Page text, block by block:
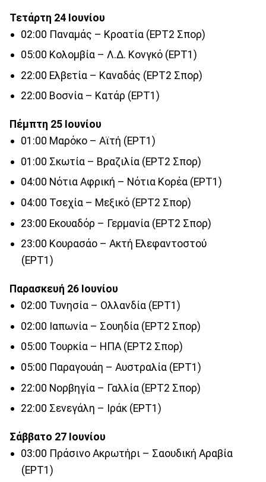
Τετάρτη 24 Ιουνίου
02:00 Παναμάς – Κροατία (ΕΡΤ2 Σπορ)
05:00 Κολομβία – Λ.Δ. Κονγκό (ΕΡΤ1)
22:00 Ελβετία – Καναδάς (ΕΡΤ2 Σπορ)
22:00 Βοσνία – Κατάρ (ΕΡΤ1)
Πέμπτη 25 Ιουνίου
01:00 Μαρόκο – Αϊτή (ΕΡΤ1)
01:00 Σκωτία – Βραζιλία (ΕΡΤ2 Σπορ)
04:00 Νότια Αφρική – Νότια Κορέα (ΕΡΤ1)
04:00 Τσεχία – Μεξικό (ΕΡΤ2 Σπορ)
23:00 Εκουαδόρ – Γερμανία (ΕΡΤ2 Σπορ)
23:00 Κουρασάο – Ακτή Ελεφαντοστού
(ΕΡΤ1)
Παρασκευή 26 Ιουνίου
02:00 Τυνησία – Ολλανδία (ΕΡΤ1)
02:00 Ιαπωνία – Σουηδία (ΕΡΤ2 Σπορ)
05:00 Τουρκία – ΗΠΑ (ΕΡΤ2 Σπορ)
05:00 Παραγουάη – Αυστραλία (ΕΡΤ1)
22:00 Νορβηγία – Γαλλία (ΕΡΤ2 Σπορ)
22:00 Σενεγάλη – Ιράκ (ΕΡΤ1)
Σάββατο 27 Ιουνίου
03:00 Πράσινο Ακρωτήρι – Σαουδική Αραβία
(ΕΡΤ1)